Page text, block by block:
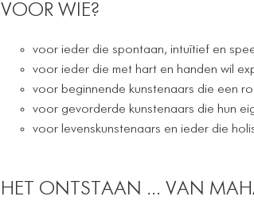
VOOR WIE?
voor ieder die spontaan, intuïtief en
voor ieder die met hart en handen wil
voor beginnende kunstenaars die een
voor gevorderde kunstenaars die hun
voor levenskunstenaars en ieder die
HET ONTSTAAN ... VAN